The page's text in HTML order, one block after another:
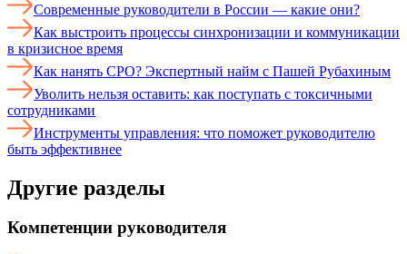
Современные руководители в России — какие они?
Как выстроить процессы синхронизации и коммуникации
в кризисное время
Как нанять CPO? Экспертный найм с Пашей Рубахиным
Уволить нельзя оставить: как поступать с токсичными
сотрудниками
Инструменты управления: что поможет руководителю
быть эффективнее
Другие разделы
Компетенции руководителя